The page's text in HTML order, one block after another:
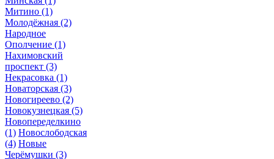
Митино (1)
Молодёжная (2)
Народное
Ополчение (1)
Нахимовский
проспект (3)
Некрасовка (1)
Новаторская (3)
Новогиреево (2)
Новокузнецкая (5)
Новопеределкино
(1) Новослободская
(4) Новые
Черёмушки (3)